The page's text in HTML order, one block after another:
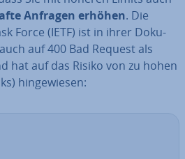
Anfragen erhöhen. Die
Force (IETF) ist in ihrer Do­ku­
auf 400 Bad Request als
hat auf das Risiko von zu hohen
hin­ge­wie­sen: